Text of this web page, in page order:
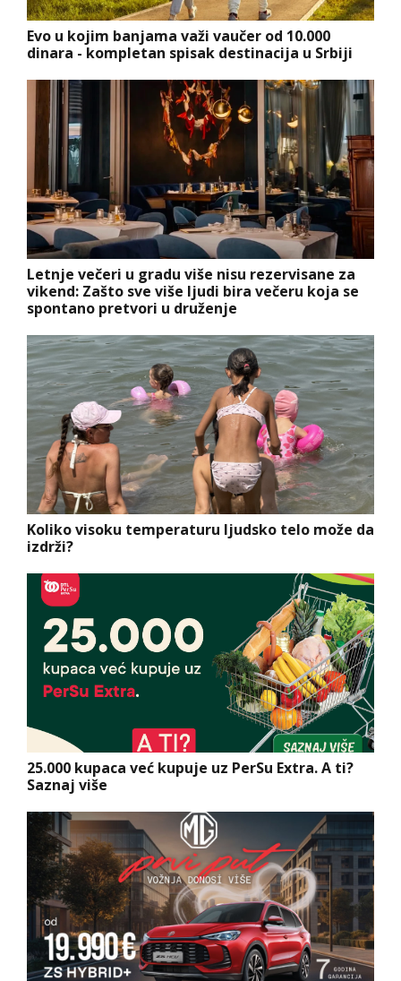
Evo u kojim banjama važi vaučer od 10.000
dinara - kompletan spisak destinacija u Srbiji
Letnje večeri u gradu više nisu rezervisane za
vikend: Zašto sve više ljudi bira večeru koja se
spontano pretvori u druženje
Koliko visoku temperaturu ljudsko telo može da
izdrži?
25.000 kupaca već kupuje uz PerSu Extra. A ti?
Saznaj više